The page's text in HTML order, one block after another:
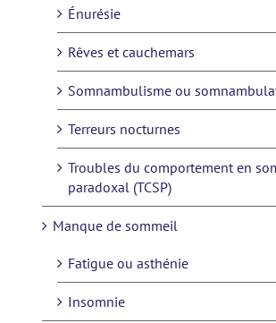
Énurésie
Rêves et cauchemars
Somnambulisme ou
Terreurs nocturnes
Troubles du comportement en
paradoxal (TCSP)
Manque de sommeil
Fatigue ou asthénie
Insomnie